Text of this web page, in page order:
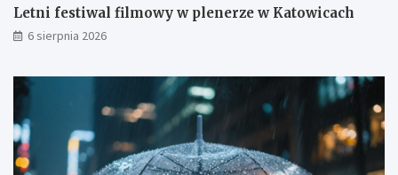
Letni festiwal filmowy w plenerze w Katowicach
6 sierpnia 2026